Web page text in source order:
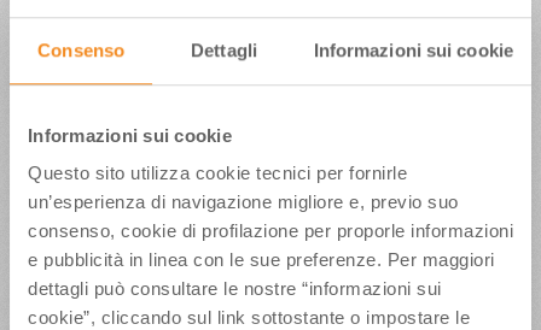
Consenso Dettagli Informazioni sui cookie
Informazioni sui cookie
Questo sito utilizza cookie tecnici per fornirle
un’esperienza di navigazione migliore e, previo suo
consenso, cookie di profilazione per proporle informazioni
e pubblicità in linea con le sue preferenze. Per maggiori
dettagli può consultare le nostre “informazioni sui
cookie”, cliccando sul link sottostante o impostare le
esibiranno anche importanti scuole di ballo
Secondo Casadei, autore della celebre
“Romagna Mia”, la canzone inno di questa terra
L’evento “La Notte del Liscio” di Gatteo Mare è
MEI – Meeting delle Etichette Indipendenti, in
collaborazione con Casadei Sonora, con il
sostegno di APT Servizi Emilia-Romagna e Visit
Romagna e Comune di Gatteo.
Programma e info su:
www.notteliscio.it/
Ufficio Stampa Apt Servizi – Tel. 0541-430.190